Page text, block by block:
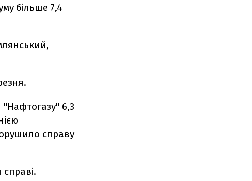
більше 7,4
"Нафтогазу" 6,3
справу